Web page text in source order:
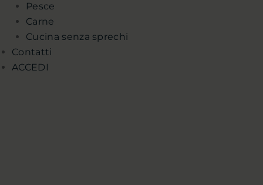
Pesce
Carne
Cucina senza sprechi
Contatti
ACCEDI